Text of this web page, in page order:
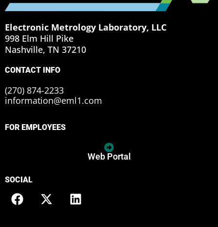
Electronic Metrology Laboratory, LLC
998 Elm Hill Pike
Nashville, TN 37210
CONTACT INFO
(270) 874-2233
information@eml1.com
FOR EMPLOYEES
Web Portal
SOCIAL